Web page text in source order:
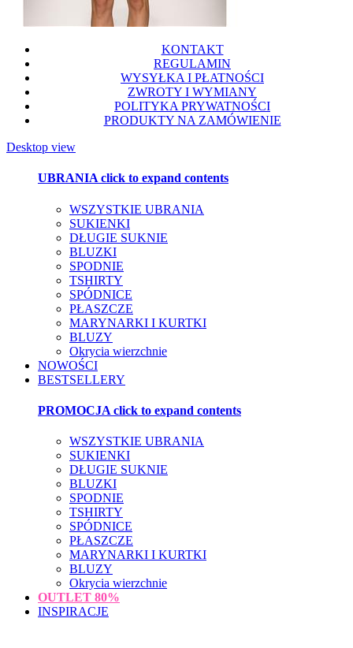
KONTAKT
REGULAMIN
WYSYŁKA I PŁATNOŚCI
ZWROTY I WYMIANY
POLITYKA PRYWATNOŚCI
PRODUKTY NA ZAMÓWIENIE
Desktop view
UBRANIAclick to expand contents
WSZYSTKIE UBRANIA
SUKIENKI
DŁUGIE SUKNIE
BLUZKI
SPODNIE
TSHIRTY
SPÓDNICE
PŁASZCZE
MARYNARKI I KURTKI
BLUZY
Okrycia wierzchnie
NOWOŚCI
BESTSELLERY
PROMOCJA click to expand contents
WSZYSTKIE UBRANIA
SUKIENKI
DŁUGIE SUKNIE
BLUZKI
SPODNIE
TSHIRTY
SPÓDNICE
PŁASZCZE
MARYNARKI I KURTKI
BLUZY
Okrycia wierzchnie
OUTLET 80%
INSPIRACJE